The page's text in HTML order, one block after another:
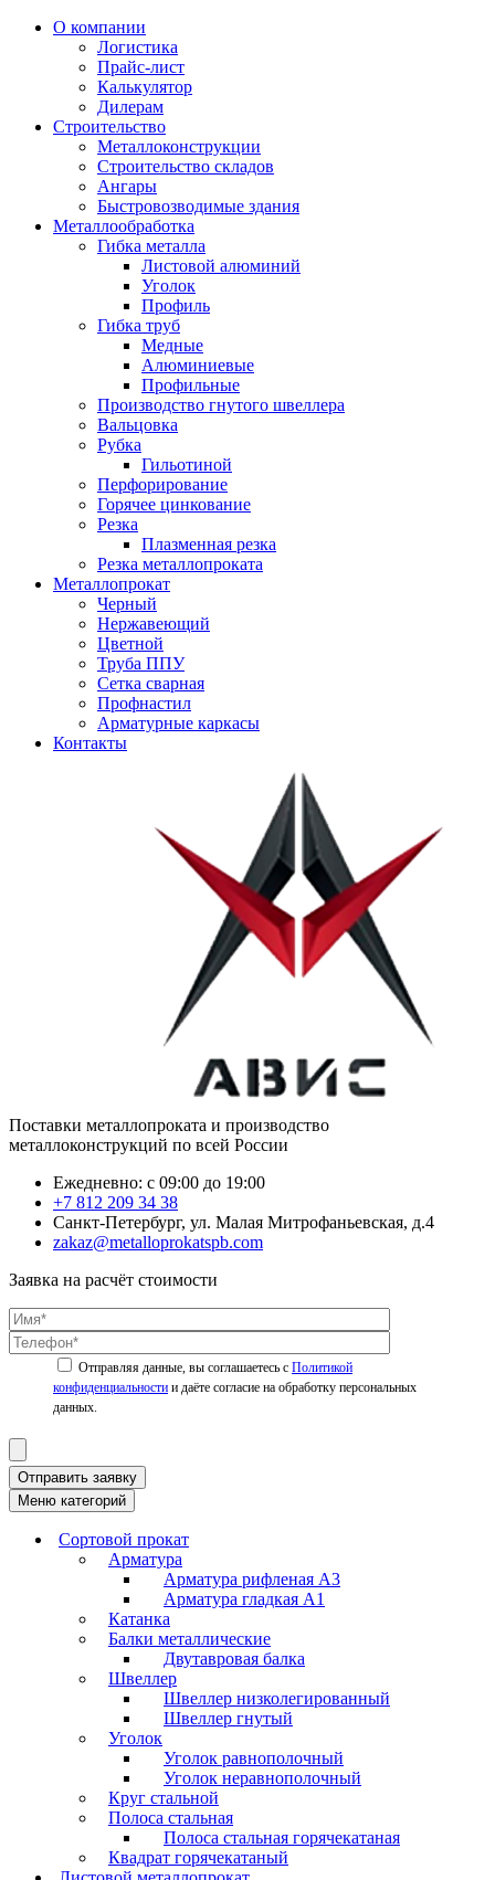
О компании
Логистика
Прайс-лист
Калькулятор
Дилерам
Строительство
Металлоконструкции
Строительство складов
Ангары
Быстровозводимые здания
Металлообработка
Гибка металла
Листовой алюминий
Уголок
Профиль
Гибка труб
Медные
Алюминиевые
Профильные
Производство гнутого швеллера
Вальцовка
Рубка
Гильотиной
Перфорирование
Горячее цинкование
Резка
Плазменная резка
Резка металлопроката
Металлопрокат
Черный
Нержавеющий
Цветной
Труба ППУ
Сетка сварная
Профнастил
Арматурные каркасы
Контакты
Поставки металлопроката и производство
металлоконструкций по всей России
Ежедневно: с 09:00 до 19:00
+7 812 209 34 38
Санкт-Петербург, ул. Малая Митрофаньевская, д.4
zakaz@metalloprokatspb.com
Заявка на расчёт стоимости
Политикой
конфиденциальности
Отправить заявку
Меню категорий
Сортовой прокат
Арматура
Арматура рифленая А3
Арматура гладкая А1
Катанка
Балки металлические
Двутавровая балка
Швеллер
Швеллер низколегированный
Швеллер гнутый
Уголок
Уголок равнополочный
Уголок неравнополочный
Круг стальной
Полоса стальная
Полоса стальная горячекатаная
Квадрат горячекатаный